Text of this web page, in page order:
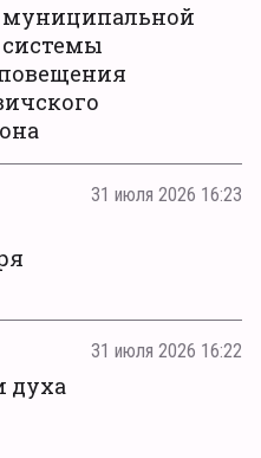
муниципальной
31 июля 2026 16:23
31 июля 2026 16:22
духа